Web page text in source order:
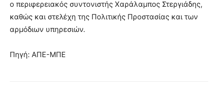
ο περιφερειακός συντονιστής Χαράλαμπος Στεργιάδης,
καθώς και στελέχη της Πολιτικής Προστασίας και των
αρμόδιων υπηρεσιών.
Πηγή: ΑΠΕ-ΜΠΕ